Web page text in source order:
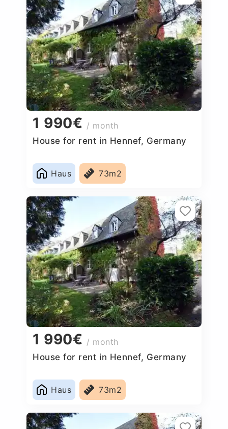
1 990€ / month
House for rent in Hennef, Germany
Haus 73m2
1 990€ / month
House for rent in Hennef, Germany
Haus 73m2